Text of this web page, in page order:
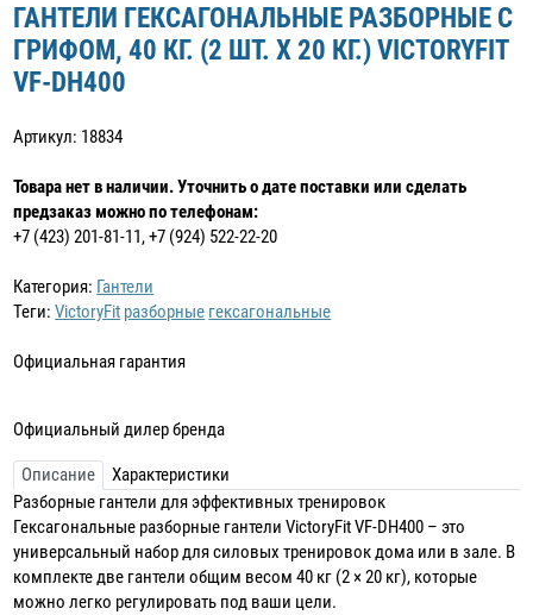
ГАНТЕЛИ ГЕКСАГОНАЛЬНЫЕ РАЗБОРНЫЕ С
ГРИФОМ, 40 КГ. (2 ШТ. Х 20 КГ.) VICTORYFIT
VF-DН400
Артикул: 18834
Товара нет в наличии. Уточнить о дате поставки или сделать
предзаказ можно по телефонам:
+7 (423) 201-81-11, +7 (924) 522-22-20
Категория: Гантели
Теги:VictoryFit разборные гексагональные
Официальная гарантия
Официальный дилер бренда
Описание
Характеристики
Разборные гантели для эффективных тренировок
Гексагональные разборные гантели VictoryFit VF-DH400 – это
универсальный набор для силовых тренировок дома или в зале. В
комплекте две гантели общим весом 40 кг (2 × 20 кг), которые
можно легко регулировать под ваши цели.